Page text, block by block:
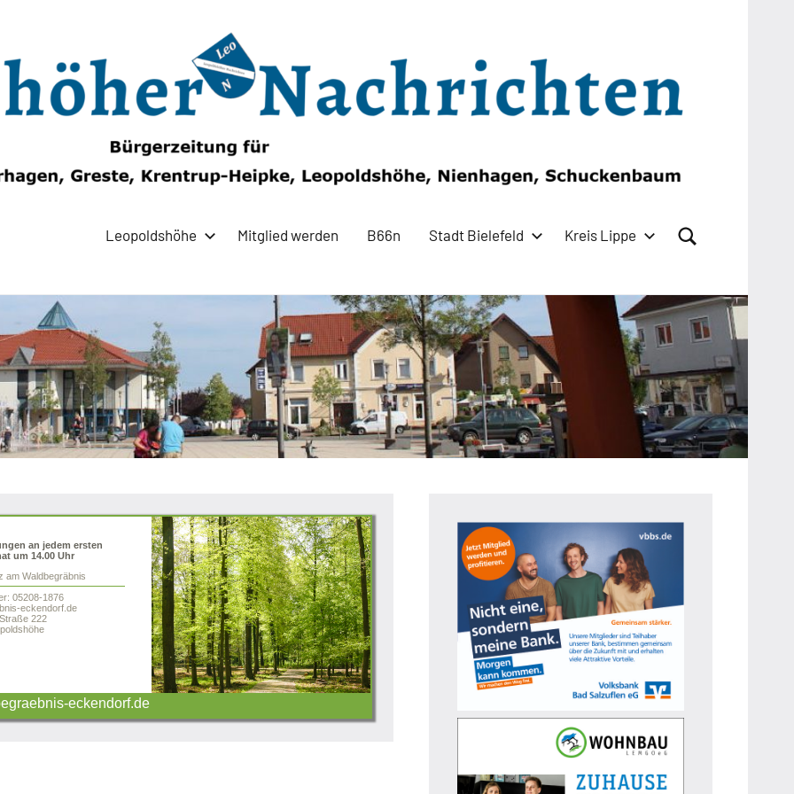
Leopoldshöhe Mitglied werden B66n Stadt Bielefeld Kreis Lippe
an jedem ersten
um 14.00 Uhr
am Waldbegräbnis
05208-1876
eckendorf.de
222
eckendorf.de